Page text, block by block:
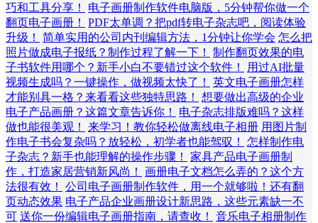
巧和工具分享！
电子画册制作软件电脑版，5分钟帮你做一个
翻页电子画册！
PDF太单调？把pdf转电子杂志吧，阅读体验
升级！
简单实用的公司内刊编辑方法，1分钟让你学会 怎么把
照片做成电子报纸？制作过程了解一下！
制作翻页效果的电
子书软件用哪个？新手小白不要错过这个软件！
用过AI批量
视频生成吗？一键操作，做视频太快了！
英文电子画册怎样
才能别具一格？来看看这些独特思路！
想要做出高级的企业
电子产品画册？这篇文章告诉你！
电子杂志排版难吗？这样
做也能很美观！
来学习！教你轻松做离线电子相册 用图片制
作电子书会复杂吗？放轻松，初学者也能驾驭！
怎样制作电
子杂志？新手也能理解的操作步骤！
家具产品电子画册制
作，打造家居营销新风尚！
画册电子文档怎么弄的？这个方
法很有效！
公司电子画册制作软件，用一个就够啦！还有翻
页动态效果 电子产品企业画册设计新思路，这些元素缺一不
可 送你一份编辑电子画册指南，请查收！
音乐电子相册制作